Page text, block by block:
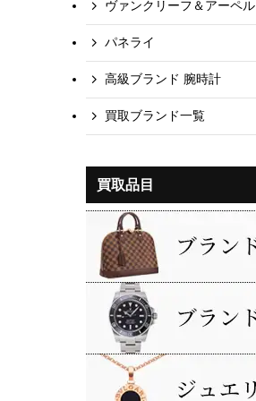
ヴァンクリーフ＆アーペル
パネライ
高級ブランド 腕時計
買取ブランド一覧
買取品目